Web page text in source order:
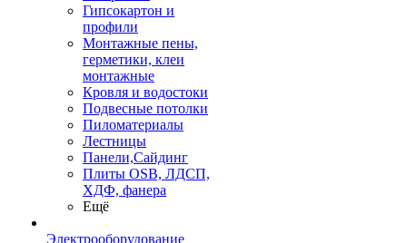
Гипсокартон и
профили
Монтажные пены,
герметики, клеи
монтажные
Кровля и водостоки
Подвесные потолки
Пиломатериалы
Лестницы
Панели,Сайдинг
Плиты OSB, ЛДСП,
ХДФ, фанера
Ещё
Электрооборудование